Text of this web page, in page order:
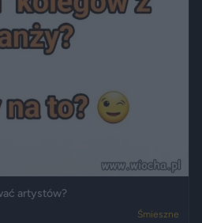
artystów?
Śmieszne